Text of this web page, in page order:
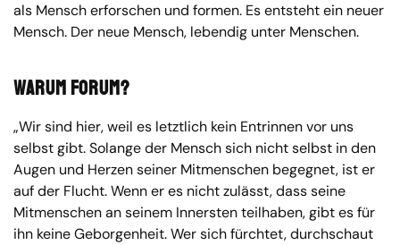
als Mensch erforschen und formen. Es entsteht ein neuer
Mensch. Der neue Mensch, lebendig unter Menschen.
Warum Forum?
„Wir sind hier, weil es letztlich kein Entrinnen vor uns
selbst gibt. Solange der Mensch sich nicht selbst in den
Augen und Herzen seiner Mitmenschen begegnet, ist er
auf der Flucht. Wenn er es nicht zulässt, dass seine
Mitmenschen an seinem Innersten teilhaben, gibt es für
ihn keine Geborgenheit. Wer sich fürchtet, durchschaut